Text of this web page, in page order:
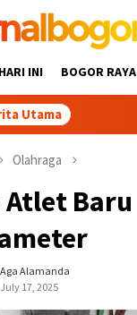
INI BOGOR RAYA
Utama
Olahraga
Atlet
Aga Alamanda
July 17, 2025